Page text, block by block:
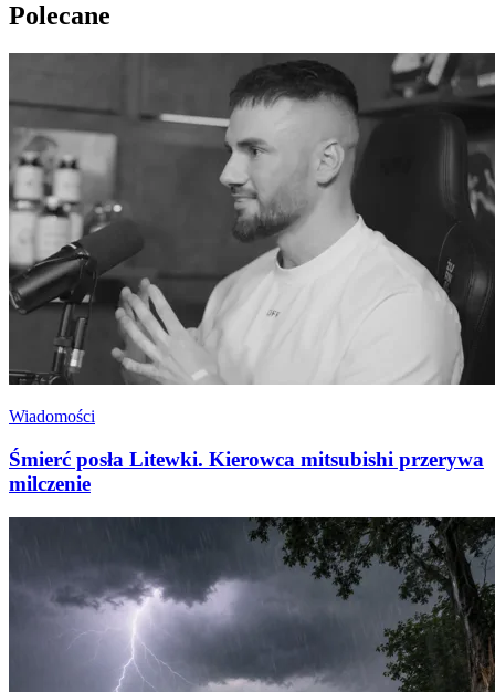
Polecane
Wiadomości
Śmierć posła Litewki. Kierowca mitsubishi przerywa
milczenie